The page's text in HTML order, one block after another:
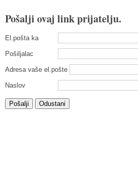
Pošalji ovaj link prijatelju.
El.pošta ka
Pošiljalac
Adresa vaše el.pošte
Naslov
Pošalji Odustani